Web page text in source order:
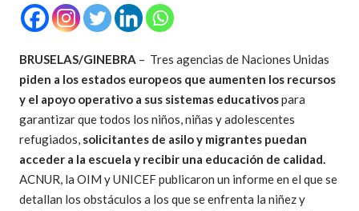
BRUSELAS/GINEBRA – Tres agencias de Naciones Unidas
piden a los estados europeos que aumenten los recursos
y el apoyo operativo a sus sistemas educativospara
garantizar que todos los niños, niñas y adolescentes
refugiados, solicitantes de asilo y migrantes puedan
acceder a la escuela y recibir una educación de calidad.
ACNUR, la OIM y UNICEF publicaron un informe en el que se
detallan los obstáculos a los que se enfrenta la niñez y